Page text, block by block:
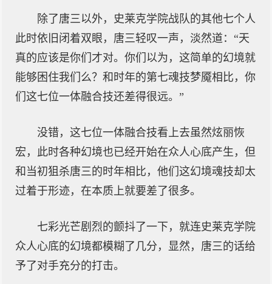
除了唐三以外，史莱克学院战队的其他七个人
此时依旧闭着双眼，唐三轻叹一声，淡然道：“天
真的应该是你们才对。你们以为，这简单的幻境就
能够困住我们么？和时年的第七魂技梦魇相比，你
们这七位一体融合技还差得很远。”
没错，这七位一体融合技看上去虽然炫丽恢
宏，此时各种幻境也已经开始在众人心底产生，但
和当初狙杀唐三的时年相比，他们这幻境魂技却太
过着于形迹，在本质上就要差了很多。
七彩光芒剧烈的颤抖了一下，就连史莱克学院
众人心底的幻境都模糊了几分，显然，唐三的话给
予了对手充分的打击。